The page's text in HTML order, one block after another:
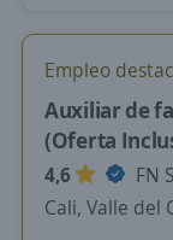
Empleo
Auxiliar de
(Oferta
4,6
FN
Cali, Valle del